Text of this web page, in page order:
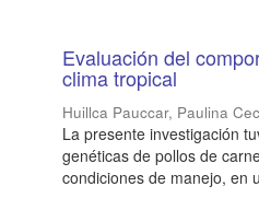
Evaluación del
clima tropical
Huillca Pauccar, Paulina
La presente investigación
genéticas de pollos de
condiciones de manejo, en